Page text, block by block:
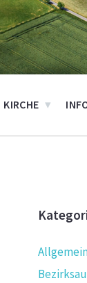
KIRCHE